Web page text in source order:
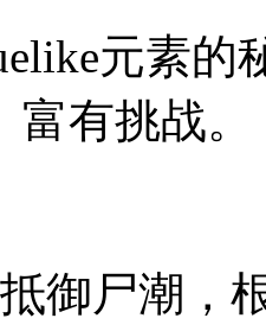
元素
有挑战。
御尸潮，